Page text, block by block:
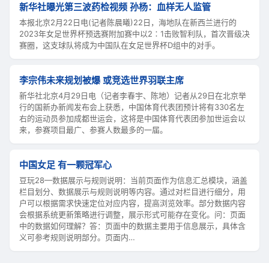
新华社曝光第三波药检视频 孙杨：血样无人监管
本报北京2月22日电(记者陈晨曦)22日，海地队在新西兰进行的
2023年女足世界杯预选赛附加赛中以2∶1击败智利队，首次晋级决
赛圈，这支球队将成为中国队在女足世界杯D组中的对手。
李宗伟未来规划被爆 或竞选世界羽联主席
新华社北京4月29日电（记者李春宇、陈地）记者从29日在北京举
行的国新办新闻发布会上获悉，中国体育代表团预计将有330名左
右的运动员参加成都世运会，这将是中国体育代表团参加世运会以
来，参赛项目最广、参赛人数最多的一届。
中国女足 有一颗冠军心
豆玩28—数据展示与规则说明：当前页面作为信息汇总模块，涵盖
栏目划分、数据展示与规则说明等内容。通过对栏目进行细分，用
户可以根据需求快速定位对应内容，提高浏览效率。部分数据内容
会根据系统更新策略进行调整，展示形式可能存在变化。问：页面
中的数据如何理解？答：页面中的数据主要用于信息展示，具体含
义可参考规则说明部分。页面内…